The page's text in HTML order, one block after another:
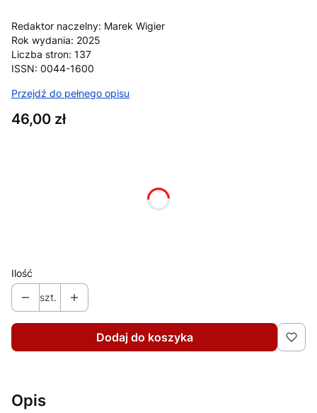
Redaktor naczelny: Marek Wigier
Rok wydania: 2025
Liczba stron: 137
ISSN: 0044-1600
Przejdź do pełnego opisu
Cena
46,00 zł
Ilość
szt.
Dodaj do koszyka
Opis